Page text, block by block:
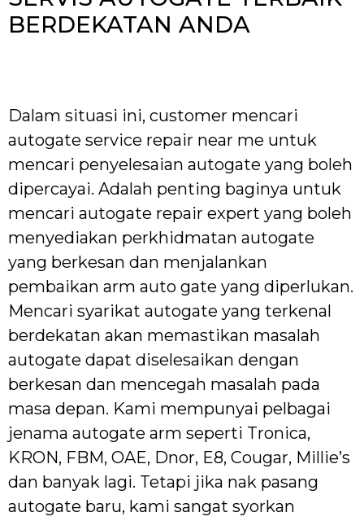
BERDEKATAN ANDA
Dalam situasi ini, customer mencari
autogate service repair near me untuk
mencari penyelesaian autogate yang boleh
dipercayai. Adalah penting baginya untuk
mencari autogate repair expert yang boleh
menyediakan perkhidmatan autogate
yang berkesan dan menjalankan
pembaikan arm auto gate yang diperlukan.
Mencari syarikat autogate yang terkenal
berdekatan akan memastikan masalah
autogate dapat diselesaikan dengan
berkesan dan mencegah masalah pada
masa depan. Kami mempunyai pelbagai
jenama autogate arm seperti Tronica,
KRON, FBM, OAE, Dnor, E8, Cougar, Millie’s
dan banyak lagi. Tetapi jika nak pasang
autogate baru, kami sangat syorkan